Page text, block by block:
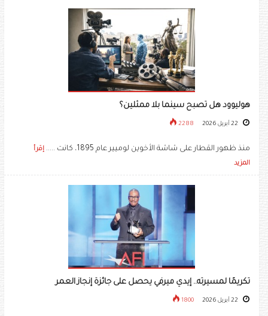
هوليوود هل تصبح سينما بلا ممثلين؟
2288
منذ ظهور القطار على شاشة الأخوين لوميير عام 1895، كانت .....
إقرأ
المزيد
تكريمًا لمسيرته.. إيدي ميرفي يحصل على جائزة إنجاز العمر
1800